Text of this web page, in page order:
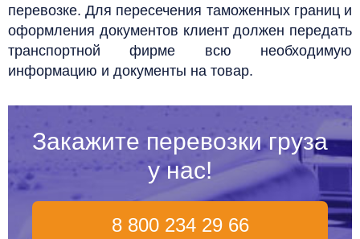
перевозке. Для пересечения таможенных границ и
оформления документов клиент должен передать
транспортной фирме всю необходимую
информацию и документы на товар.
Закажите перевозки груза
у нас!
8 800 234 29 66